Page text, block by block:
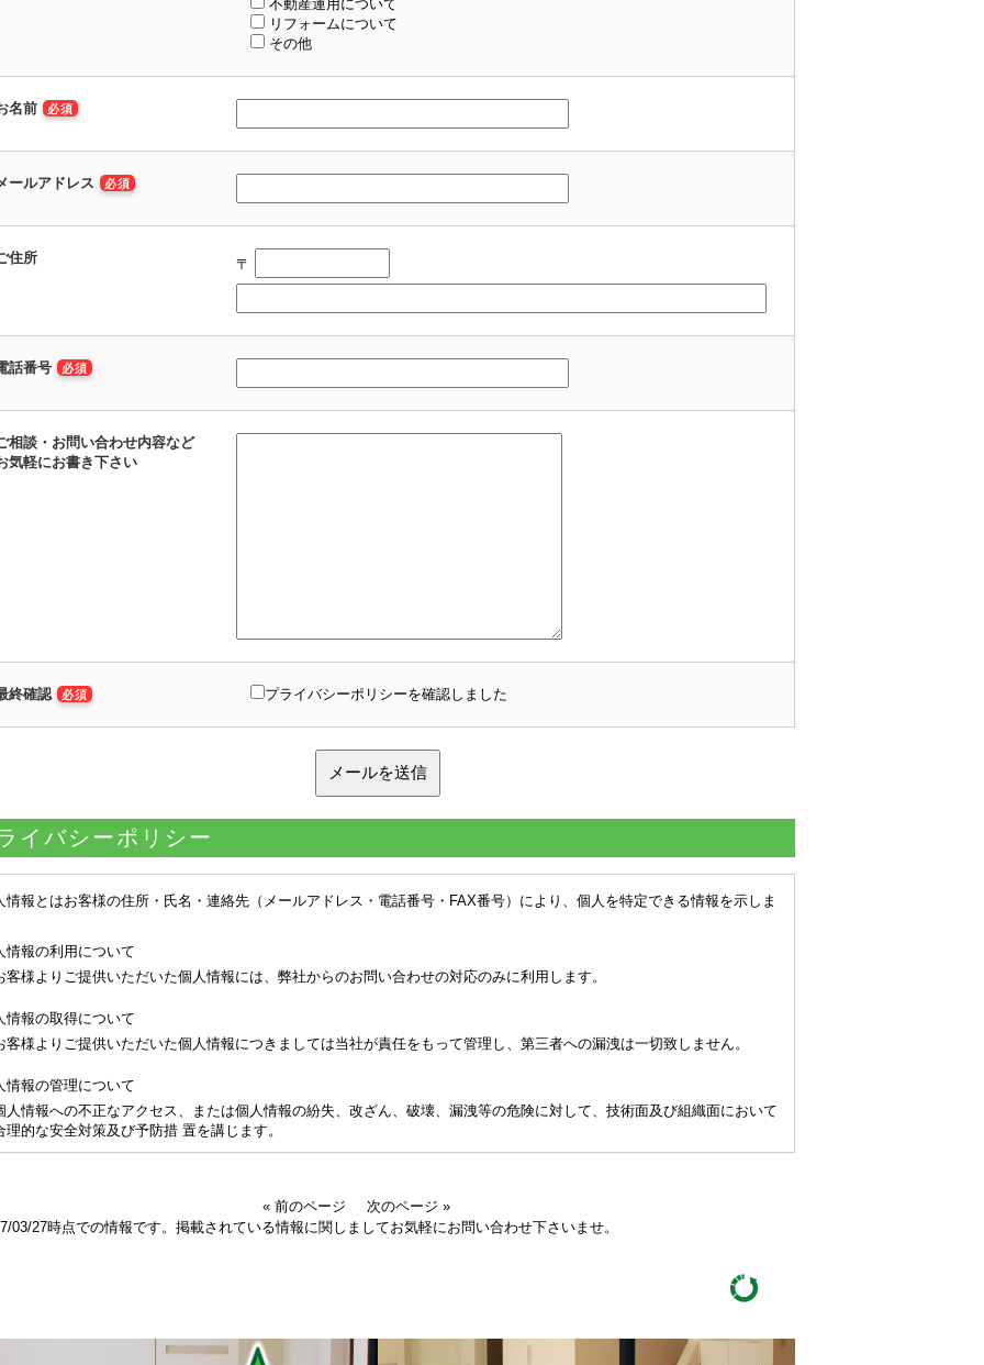
不動産運用について
リフォームについて
その他
名前 必須
ールアドレス 必須
住所 〒
話番号 必須
相談・お問い合わせ内容など
気軽にお書き下さい
終確認 必須 プライバシーポリシーを確認しました
イバシーポリシー
情報とはお客様の住所・氏名・連絡先（メールアドレス・電話番号・FAX番号）により、個人を特定できる情報を示しま
情報の利用について
客様よりご提供いただいた個人情報には、弊社からのお問い合わせの対応のみに利用します。
情報の取得について
客様よりご提供いただいた個人情報につきましては当社が責任をもって管理し、第三者への漏洩は一切致しません。
情報の管理について
人情報への不正なアクセス、または個人情報の紛失、改ざん、破壊、漏洩等の危険に対して、技術面及び組織面において
理的な安全対策及び予防措 置を講じます。
« 前のページ
次のページ »
03/27時点での情報です。掲載されている情報に関しましてお気軽にお問い合わせ下さいませ。